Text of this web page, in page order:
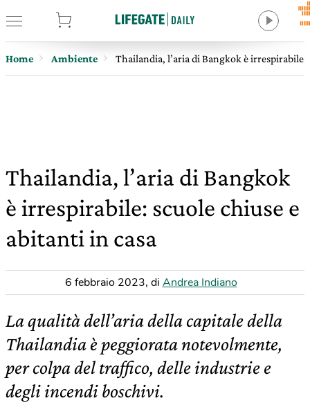
Home Ambiente Thailandia, l’aria di Bangkok è irrespirabile:
Thailandia, l’aria di Bangkok
è irrespirabile: scuole chiuse e
abitanti in casa
6 febbraio 2023, di Andrea Indiano
La qualità dell’aria della capitale della
Thailandia è peggiorata notevolmente,
per colpa del traffico, delle industrie e
degli incendi boschivi.